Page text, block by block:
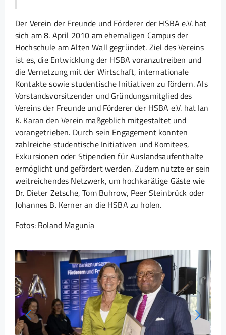
Der Verein der Freunde und Förderer der HSBA e.V. hat
sich am 8. April 2010 am ehemaligen Campus der
Hochschule am Alten Wall gegründet. Ziel des Vereins
ist es, die Entwicklung der HSBA voranzutreiben und
die Vernetzung mit der Wirtschaft, internationale
Kontakte sowie studentische Initiativen zu fördern. Als
Vorstandsvorsitzender und Gründungsmitglied des
Vereins der Freunde und Förderer der HSBA e.V. hat Ian
K. Karan den Verein maßgeblich mitgestaltet und
vorangetrieben. Durch sein Engagement konnten
zahlreiche studentische Initiativen und Komitees,
Exkursionen oder Stipendien für Auslandsaufenthalte
ermöglicht und gefördert werden. Zudem nutzte er sein
weitreichendes Netzwerk, um hochkarätige Gäste wie
Dr. Dieter Zetsche, Tom Buhrow, Peer Steinbrück oder
Johannes B. Kerner an die HSBA zu holen.
Fotos: Roland Magunia